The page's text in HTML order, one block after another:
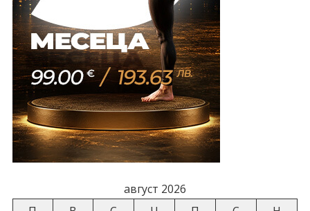
август 2026